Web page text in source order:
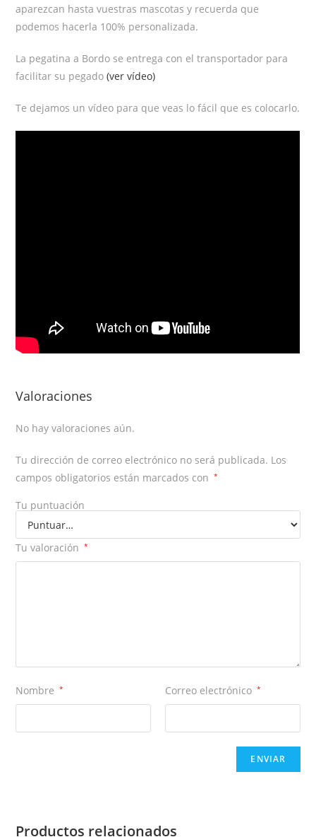
aparezcan hasta vuestras mascotas y recuerda que
podemos hacerla 100% personalizada.
La pegatina a Bordo se entrega con el transportador para
facilitar su pegado(ver vídeo)
Te dejamos un vídeo para que veas lo fácil que es colocarlo.
Valoraciones
No hay valoraciones aún.
Tu dirección de correo electrónico no será publicada. Los
campos obligatorios están marcados con
*
Tu puntuación
Tu valoración *
Nombre * Correo electrónico *
Productos relacionados